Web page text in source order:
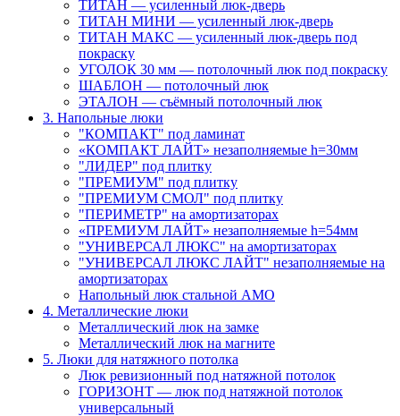
ТИТАН — усиленный люк-дверь
ТИТАН МИНИ — усиленный люк-дверь
ТИТАН МАКС — усиленный люк-дверь под
покраску
УГОЛОК 30 мм — потолочный люк под покраску
ШАБЛОН — потолочный люк
ЭТАЛОН — съёмный потолочный люк
3. Напольные люки
"КОМПАКТ" под ламинат
«КОМПАКТ ЛАЙТ» незаполняемые h=30мм
"ЛИДЕР" под плитку
"ПРЕМИУМ" под плитку
"ПРЕМИУМ СМОЛ" под плитку
"ПЕРИМЕТР" на амортизаторах
«ПРЕМИУМ ЛАЙТ» незаполняемые h=54мм
"УНИВЕРСАЛ ЛЮКС" на амортизаторах
"УНИВЕРСАЛ ЛЮКС ЛАЙТ" незаполняемые на
амортизаторах
Напольный люк стальной АМО
4. Металлические люки
Металлический люк на замке
Металлический люк на магните
5. Люки для натяжного потолка
Люк ревизионный под натяжной потолок
ГОРИЗОНТ — люк под натяжной потолок
универсальный